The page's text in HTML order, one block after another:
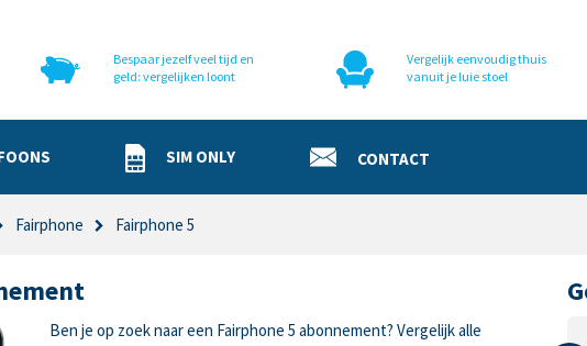
Bespaar jezelf veel tijd en
geld: vergelijken loont
Vergelijk eenvoudig thuis
vanuit je luie stoel
SIM ONLY CONTACT
Fairphone Fairphone 5
Ben je op zoek naar een Fairphone 5 abonnement? Vergelijk alle